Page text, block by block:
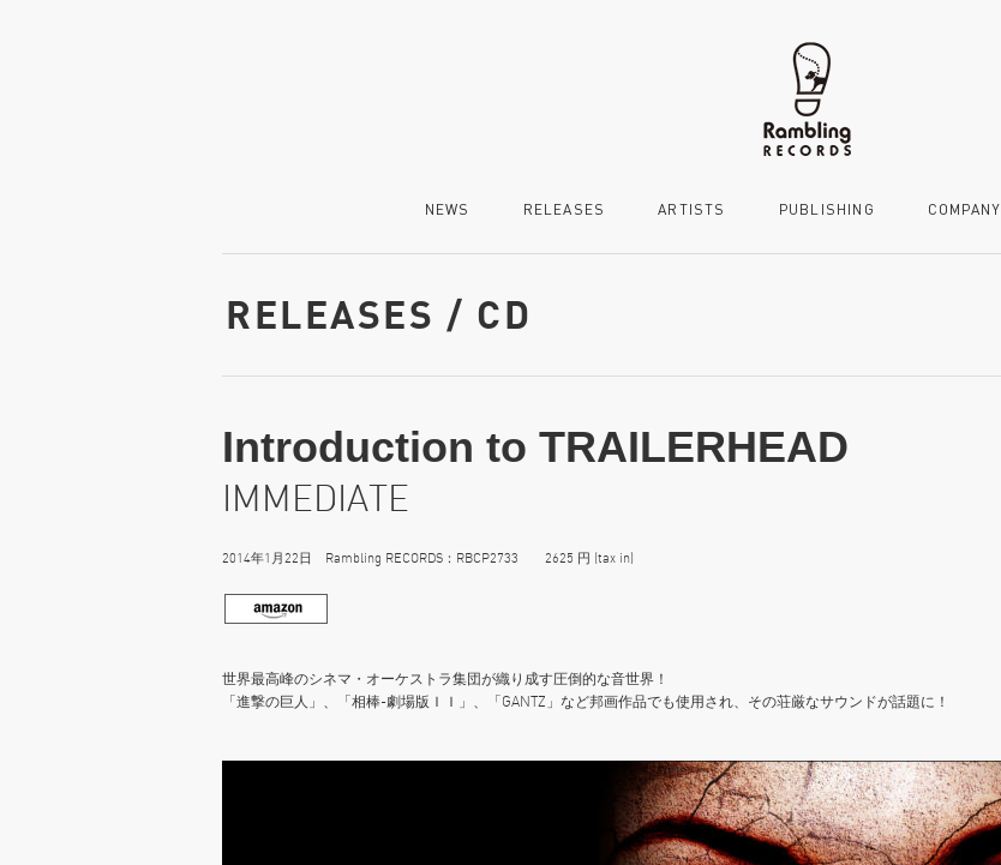
NEWS RELEASES ARTISTS PUBLISHING COMPANY
RELEASES / CD
Introduction to TRAILERHEAD
IMMEDIATE
2014年1月22日 Rambling RECORDS：RBCP2733 2625 円 (tax in)
世界最高峰のシネマ・オーケストラ集団が織り成す圧倒的な音世界！
「進撃の巨人」、「相棒-劇場版ＩＩ」、「GANTZ」など邦画作品でも使用され、その荘厳なサウンドが話題に！